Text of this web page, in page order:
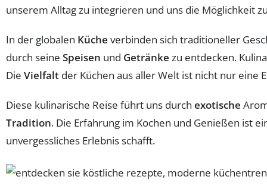
unserem Alltag zu integrieren und uns die Möglichkeit
In der globalen Küche verbinden sich traditioneller
durch seine Speisen und Getränke zu entdecken.
Die Vielfalt der Küchen aus aller Welt ist nicht nur eine
Diese kulinarische Reise führt uns durch exotische
Tradition. Die Erfahrung im Kochen und Genießen ist
unvergessliches Erlebnis schafft.